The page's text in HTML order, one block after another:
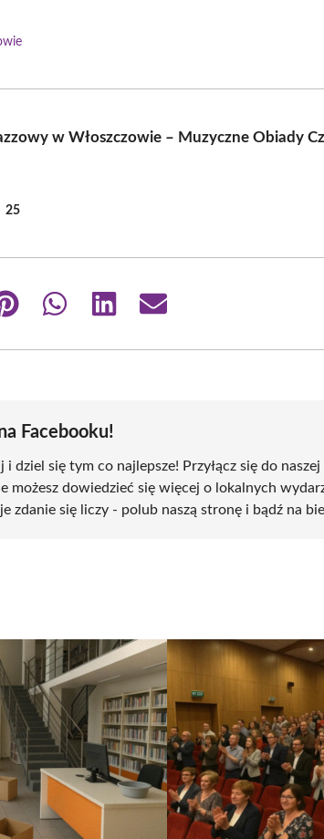
w Włoszczowie – Muzyczne Obiady
25
Share
Share
Share
Share
Facebooku!
dziel się tym co najlepsze! Przyłącz się do naszej
możesz dowiedzieć się więcej o lokalnych
zdanie się liczy - polub naszą stronę i bądź na